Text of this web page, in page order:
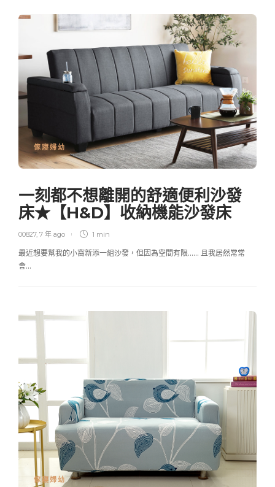
傢寢婦幼
一刻都不想離開的舒適便利沙發
床★【H&D】收納機能沙發床
00827, 7 年 ago 1 min
最近想要幫我的小窩新添一組沙發，但因為空間有限…… 且我居然常常
會…
傢寢婦幼